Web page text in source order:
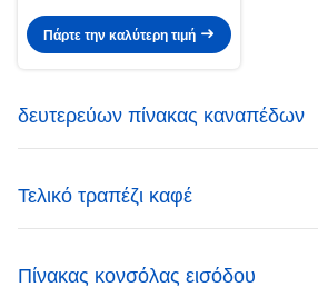
Πάρτε την καλύτερη τιμή
δευτερεύων πίνακας καναπέδων
Τελικό τραπέζι καφέ
Πίνακας κονσόλας εισόδου